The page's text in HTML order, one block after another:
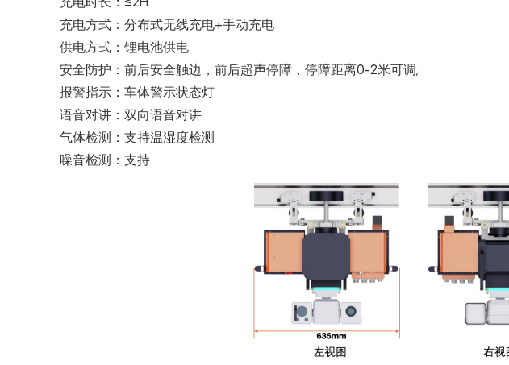
充电方式：分布式无线充电+手动充电
供电方式：锂电池供电
安全防护：前后安全触边，前后超声停障，停障距离0-2米可调;
报警指示：车体警示状态灯
语音对讲：双向语音对讲
气体检测：支持温湿度检测
噪音检测：支持